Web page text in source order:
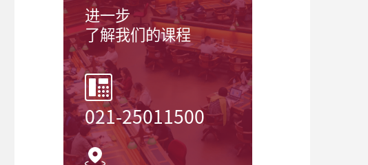
进一步
了解我们的课程
021-25011500